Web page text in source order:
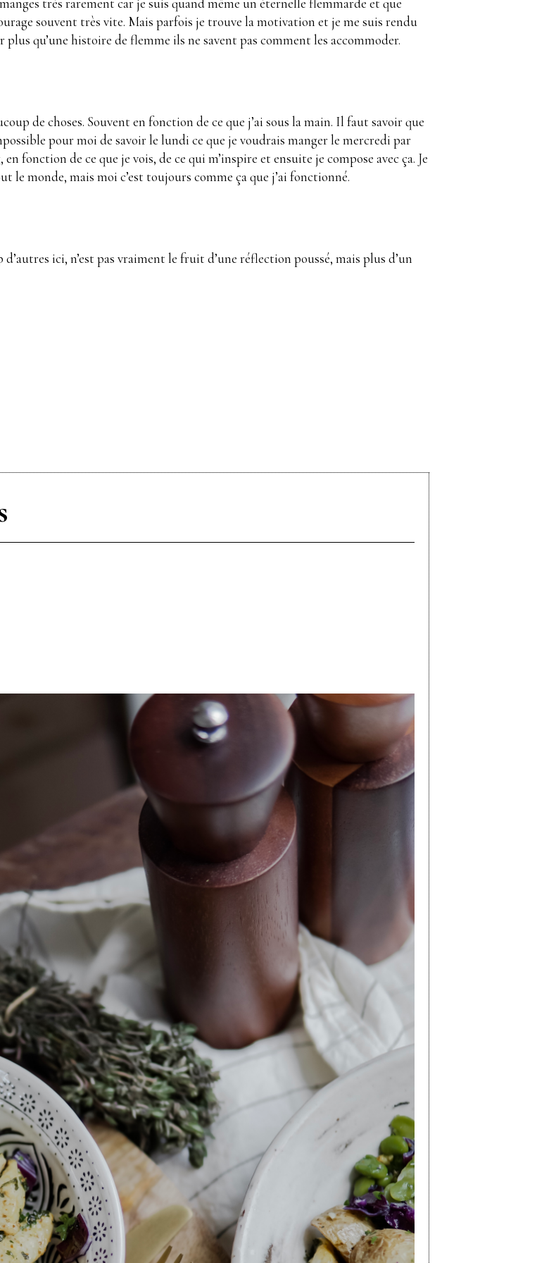
souvent très vite. Mais parfois je trouve la motivation et je me suis rendu
qu’une histoire de flemme ils ne savent pas comment les accommoder.
de choses. Souvent en fonction de ce que j’ai sous la main. Il faut savoir que
pour moi de savoir le lundi ce que je voudrais manger le mercredi par
fonction de ce que je vois, de ce qui m’inspire et ensuite je compose avec ça. Je
le monde, mais moi c’est toujours comme ça que j’ai fonctionné.
ici, n’est pas vraiment le fruit d’une réflection poussé, mais plus d’un